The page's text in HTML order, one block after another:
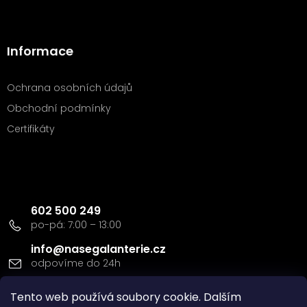
Tento web používá soubory cookie. Dalším
Informace
Ochrana osobních údajů
Obchodní podmínky
Certifikáty
info@nasegalanterie.cz
602 500 249
Doprava a platba